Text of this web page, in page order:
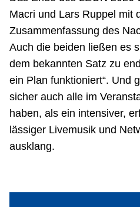
Macri und Lars Ruppel mit
Zusammenfassung des
Auch die beiden ließen es
dem bekannten Satz zu
ein Plan funktioniert“. Und
sicher auch alle im
haben, als ein intensiver,
lässiger Livemusik und
ausklang.